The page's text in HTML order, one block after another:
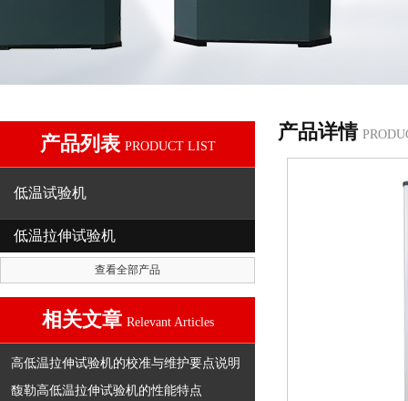
产品列表 PRODUCT LIST
低温试验机
低温拉伸试验机
查看全部产品
相关文章 Relevant Articles
高低温拉伸试验机的校准与维护要点说明
馥勒高低温拉伸试验机的性能特点
产品详情